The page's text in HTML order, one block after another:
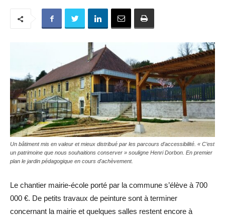
Un bâtiment mis en valeur et mieux distribué par les parcours d’accessibilité. « C’est
un patrimoine que nous souhaitions conserver » souligne Henri Dorbon. En premier
plan le jardin pédagogique en cours d'achèvement.
Le chantier mairie-école porté par la commune s’élève à 700
000 €. De petits travaux de peinture sont à terminer
concernant la mairie et quelques salles restent encore à